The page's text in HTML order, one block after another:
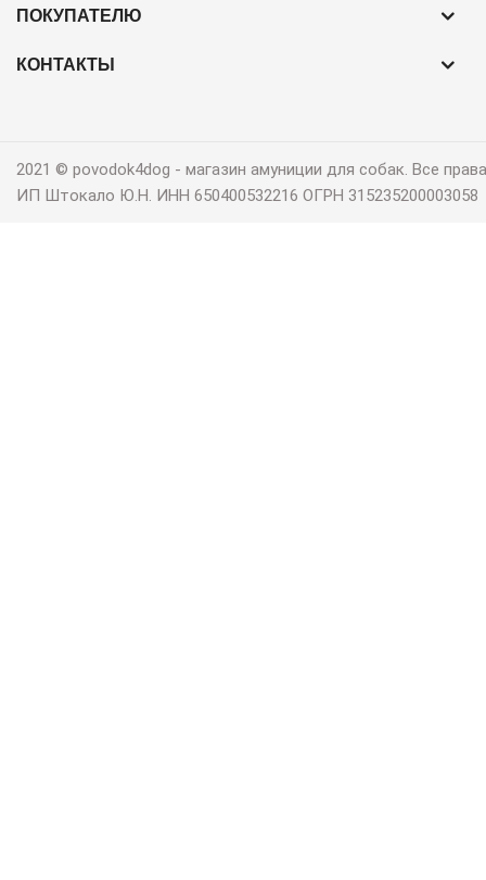
ПОКУПАТЕЛЮ
КОНТАКТЫ
2021 © povodok4dog ‐ магазин амуниции для собак. Все
ИП Штокало Ю.Н. ИНН 650400532216 ОГРН 315235200003058